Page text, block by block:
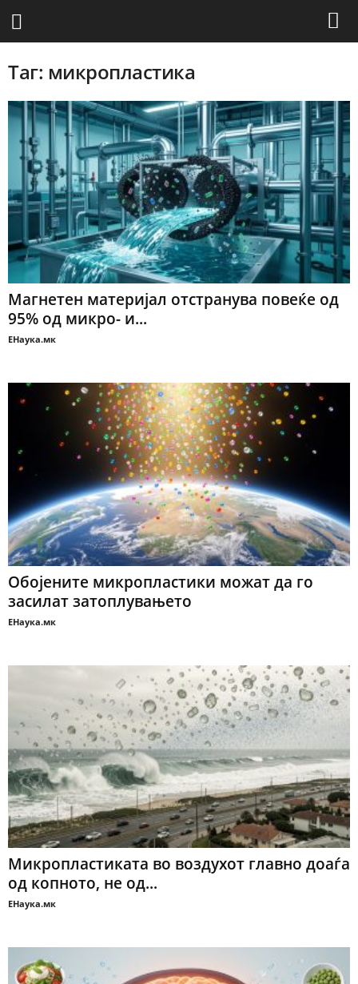
Таг: микропластика
Магнетен материјал отстранува повеќе од
95% од микро- и...
ЕНаука.мк
Обојените микропластики можат да го
засилат затоплувањето
ЕНаука.мк
Микропластиката во воздухот главно доаѓа
од копното, не од...
ЕНаука.мк